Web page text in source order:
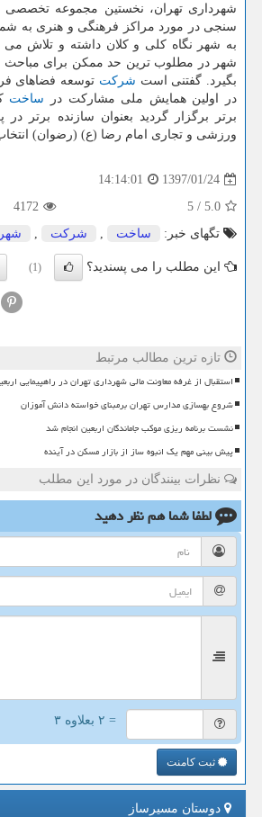
شهرداری تهران، نخستین مجموعه تخصصی
سنجی در مورد مراكز فرهنگی و هنری به
به شهر نگاه كلی و كلان داشته و تلاش می
شهر در مطلوب ترین حد ممكن برای مباحث
بگیرد. گفتنی است شركت توسعه فضاهای
در اولین همایش ملی مشاركت در ساخت
برتر برگزار گردید بعنوان سازنده برتر
ورزشی و تجاری امام رضا (ع) (رضوان) انتخاب
1397/01/24
14:14:01
5.0
/
5
4172
تگهای خبر:
ساخت , شركت ,
این مطلب را می پسندید؟ (1)
تازه ترین مطالب مرتبط
استقبال از غرفه معاونت مالی شهرداری تهران در راهپیمایی
شروع بهسازی مدارس تهران برمبنای خواسته دانش آموزان
نشست برنامه ریزی موکب جاماندگان اربعین انجام شد
پیش بینی مهم یک انبوه ساز از بازار مسکن در آینده
نظرات بینندگان در مورد این مطلب
لطفا شما همنظر دهید
= ۲ بعلاوه ۳
ثبت کامنت
دوستان مسیرساز